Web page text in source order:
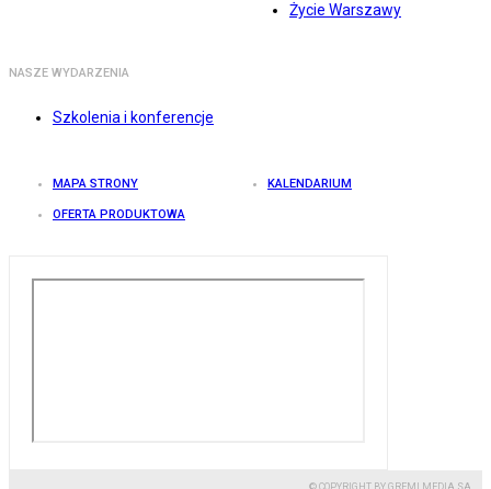
Życie Warszawy
NASZE WYDARZENIA
Szkolenia i konferencje
MAPA STRONY KALENDARIUM
OFERTA PRODUKTOWA